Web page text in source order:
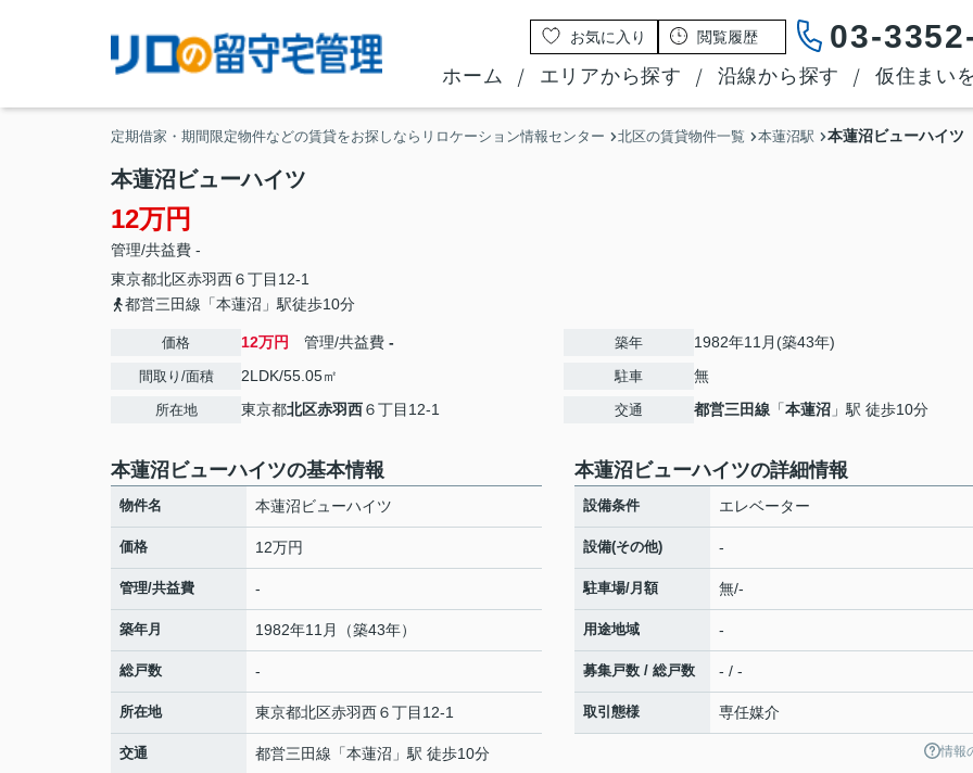
お気に入り 閲覧履歴 03-
ホーム エリアから探す 沿線から探す 仮住まい
定期借家・期間限定物件などの賃貸をお探しならリロケーション情報センター 北区の賃貸物件一覧 本蓮沼駅 本蓮沼ビューハイツ
本蓮沼ビューハイツ
12万円
管理/共益費 -
東京都北区赤羽西６丁目12-1
都営三田線「本蓮沼」駅徒歩10分
価格 12万円 管理/共益費 -
間取り/面積 2LDK/55.05㎡
所在地 東京都北区赤羽西６丁目12-1
築年 1982年11月(築43年)
駐車 無
交通 都営三田線 「本蓮沼 」駅 徒歩10分
本蓮沼ビューハイツの基本情報
物件名 本蓮沼ビューハイツ
価格 12万円
管理/共益費 -
築年月 1982年11月（築43年）
総戸数 -
所在地 東京都北区赤羽西６丁目12-1
交通 都営三田線 「本蓮沼 」駅 徒歩10分
本蓮沼ビューハイツの詳細情報
設備条件 エレベーター
設備(その他) -
駐車場/月額 無/-
用途地域 -
募集戸数 / 総戸数 - / -
取引態様 専任媒介
情報